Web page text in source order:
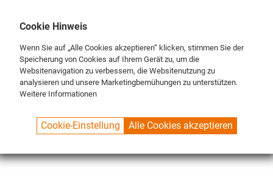
SPUELBOY.DE SHOP CLASSIC LINE BRUSHES MIDDLE BRUSHES
Cookie Hinweis
Wenn Sie auf „Alle Cookies akzeptieren“ klicken, stimmen Sie der
Speicherung von Cookies auf Ihrem Gerät zu, um die
Websitenavigation zu verbessern, die Websitenutzung zu
analysieren und unsere Marketingbemühungen zu unterstützen.
Weitere Informationen
Cookie-Einstellung Alle Cookies akzeptieren